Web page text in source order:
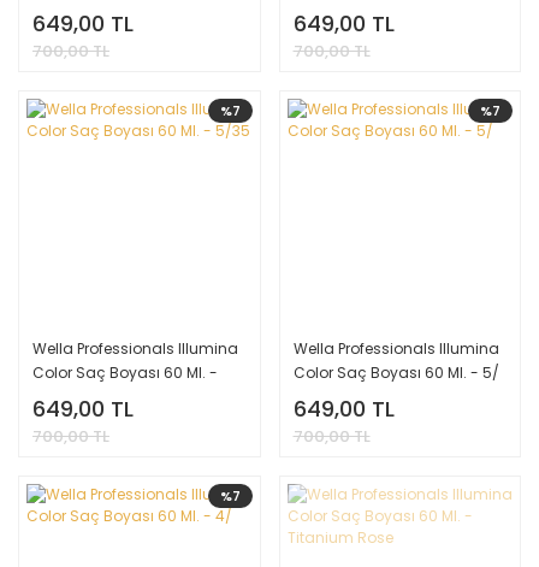
5/7
649,00 TL
700,00 TL
5/43
649,00 TL
700,00 TL
%7
Wella Professionals Illumina
Color Saç Boyası 60 Ml. -
5/35
649,00 TL
700,00 TL
%7
Wella Professionals Illumina
Color Saç Boyası 60 Ml. - 5/
649,00 TL
700,00 TL
%7